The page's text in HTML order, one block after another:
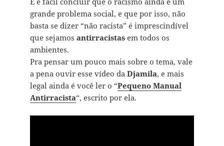
grande problema social, e que por isso, não
basta se dizer “não racista” é imprescindível
que sejamos antirracistasem todos os
ambientes.
Pra pensar um pouco mais sobre o tema, vale
a pena ouvir esse vídeo da Djamila, e mais
legal ainda é você ler o “Pequeno Manual
Antirracista“, escrito por ela.